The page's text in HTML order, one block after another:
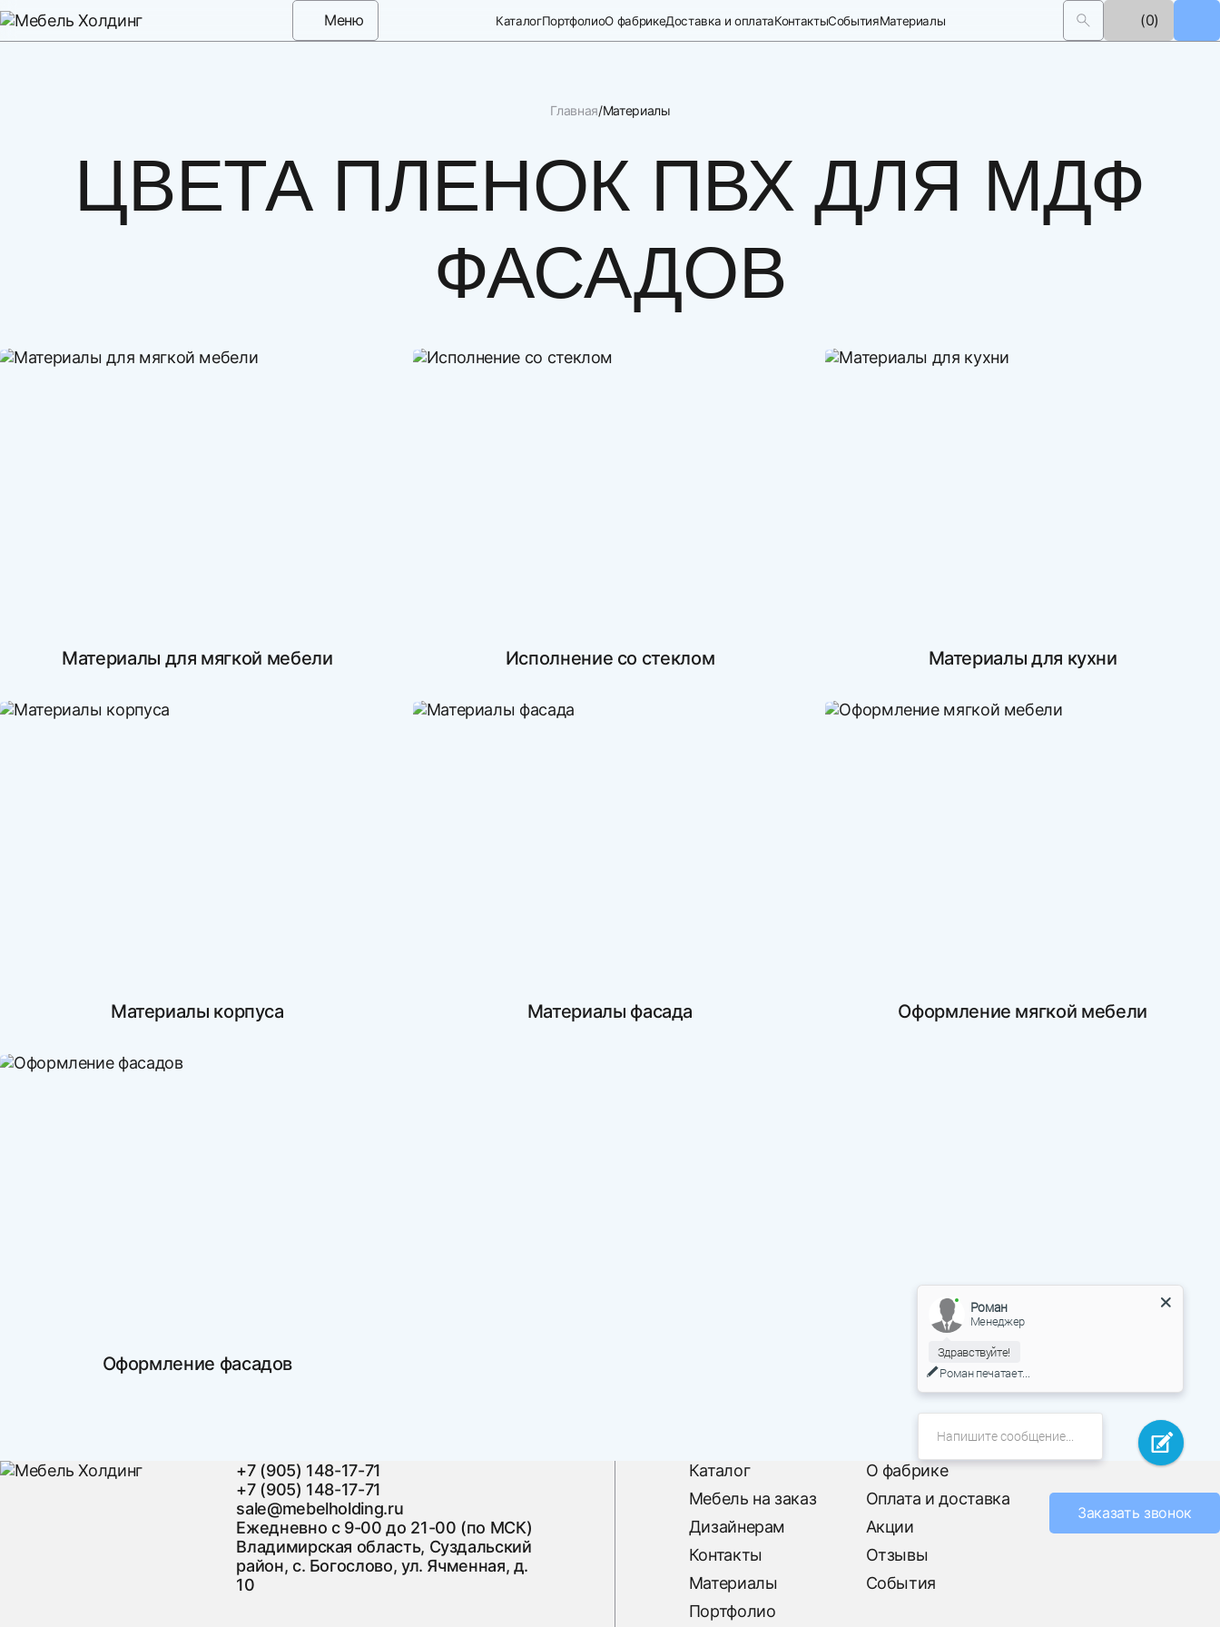
Меню КаталогПортфолиоО фабрикеДоставка и оплатаКонтактыСобытияМатериалы (0)
Главная Материалы
ЦВЕТА ПЛЕНОК ПВХ ДЛЯ МДФ
ФАСАДОВ
Материалы для мягкой мебели Исполнение со стеклом Материалы для кухни
Материалы корпуса Материалы фасада Оформление мягкой мебели
Оформление фасадов
+7 (905) 148-17-71
+7 (905) 148-17-71
sale@mebelholding.ru
Ежедневно с 9-00 до 21-00 (по МСК)
Владимирская область, Суздальский
район, с. Богослово, ул. Ячменная, д.
10
Каталог
Мебель на заказ
Дизайнерам
Контакты
Материалы
Портфолио
О фабрике
Оплата и доставка
Акции
Отзывы
События
Заказать звонок
Роман
Менеджер
Здравствуйте!
Романпечатает...